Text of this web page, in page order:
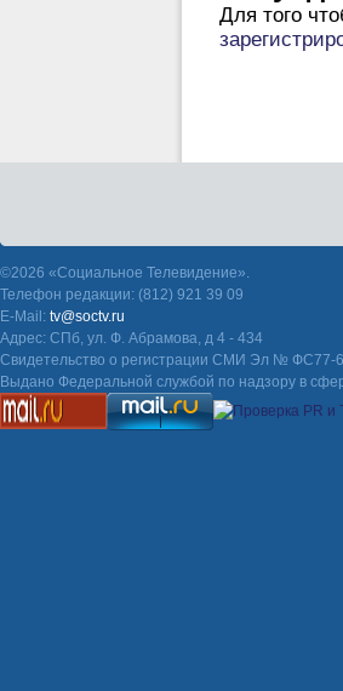
Для того
©2026 «Социальное Телевидение».
Телефон редакции: (812) 921 39 09
E-Mail: tv@soctv.ru
Адрес: СПб, ул. Ф. Абрамова, д 4 - 434
Свидетельство о регистрации СМИ Эл № ФС77-
Выдано Федеральной службой по надзору в